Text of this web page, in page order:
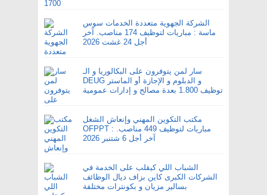
الشركة الجهوية متعددة الخدمات سوس
ماسة : مباريات لتوظيف 174 مناصب. آخر
أجل 24 غشت 2026
سار لمن يتوفرون على البكالوريا و الـ
DEUG و الدبلوم و الإجازة أو الماستر
توظيف 1.800 بعدة مصالح و إدارات عمومية
مكتب التكوين المهني وإنعاش الشغل
OFPPT : مباريات لتوظيف 449 مناصب.
آخر أجل 6 شتنبر 2026
الشباب اللي كيقلب على الخدمة في
الشركات الكبرى كاين بزاف ديال الوظائف
بسالير مزيان و بكونترات مختلفة